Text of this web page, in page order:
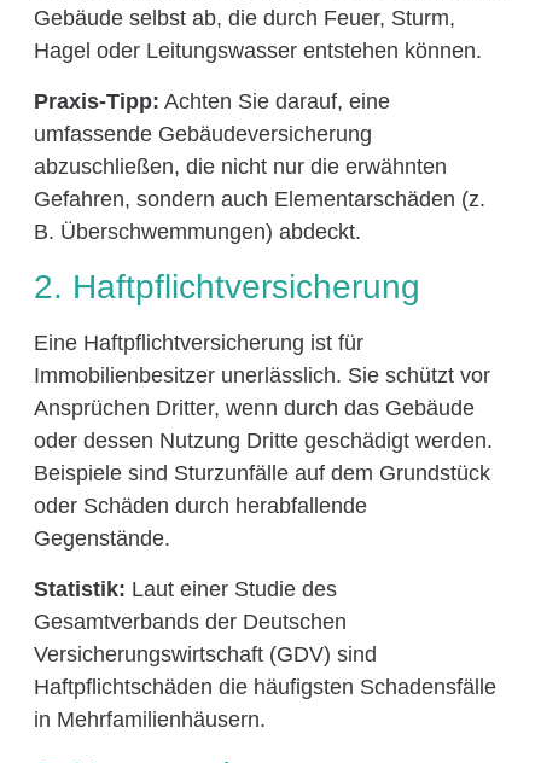
Gebäude selbst ab, die durch Feuer, Sturm,
Hagel oder Leitungswasser entstehen können.
Praxis-Tipp: Achten Sie darauf, eine
umfassende Gebäudeversicherung
abzuschließen, die nicht nur die erwähnten
Gefahren, sondern auch Elementarschäden (z.
B. Überschwemmungen) abdeckt.
2. Haftpflichtversicherung
Eine Haftpflichtversicherung ist für
Immobilienbesitzer unerlässlich. Sie schützt vor
Ansprüchen Dritter, wenn durch das Gebäude
oder dessen Nutzung Dritte geschädigt werden.
Beispiele sind Sturzunfälle auf dem Grundstück
oder Schäden durch herabfallende
Gegenstände.
Statistik: Laut einer Studie des
Gesamtverbands der Deutschen
Versicherungswirtschaft (GDV) sind
Haftpflichtschäden die häufigsten Schadensfälle
in Mehrfamilienhäusern.